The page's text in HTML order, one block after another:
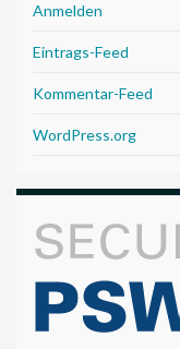
Anmelden
Eintrags-Feed
Kommentar-Feed
WordPress.org